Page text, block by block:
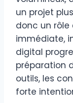
un projet
donc un rôle
immédiate,
digital
préparation
outils, les
forte